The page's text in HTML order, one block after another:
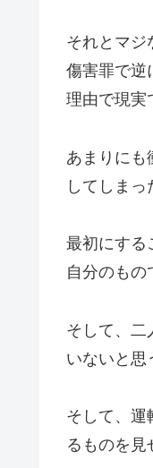
それとマジ
傷害罪で逆
理由で現実
あまりにも
してしま
最初にする
自分のもの
そして、二
いないと思
そして、運
るものを見